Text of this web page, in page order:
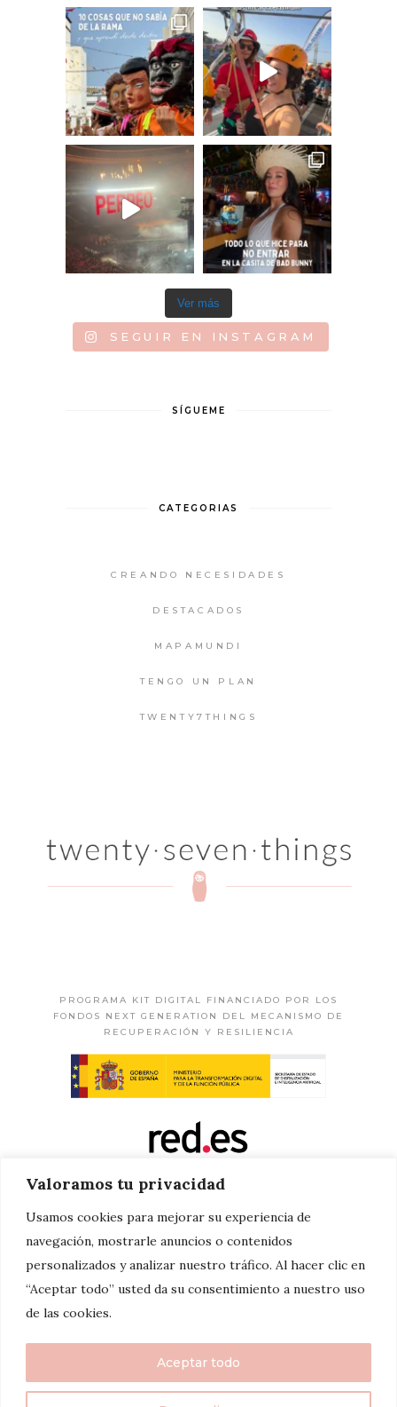
Valoramos tu privacidad
Usamos cookies para mejorar su experiencia de
navegación, mostrarle anuncios o contenidos
personalizados y analizar nuestro tráfico. Al hacer clic en
“Aceptar todo” usted da su consentimiento a nuestro uso
de las cookies.
Aceptar todo
Ver más
SEGUIR EN INSTAGRAM
SÍGUEME
CATEGORIAS
CREANDO NECESIDADES
DESTACADOS
MAPAMUNDI
TENGO UN PLAN
TWENTY7THINGS
PROGRAMA KIT DIGITAL FINANCIADO POR LOS
FONDOS NEXT GENERATION DEL MECANISMO DE
RECUPERACIÓN Y RESILIENCIA